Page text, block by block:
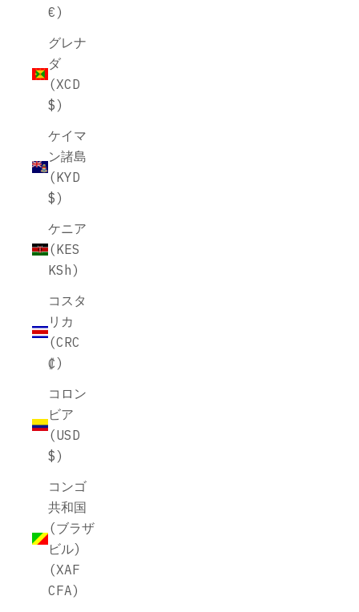
€)
グレナ
ダ
(XCD
$)
ケイマ
ン諸島
(KYD
$)
ケニア
(KES
KSh)
コスタ
リカ
(CRC
₡)
コロン
ビア
(USD
$)
コンゴ
共和国
(ブラザ
ビル)
(XAF
CFA)